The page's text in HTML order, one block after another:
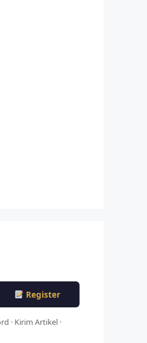
Register
· Kirim Artikel ·